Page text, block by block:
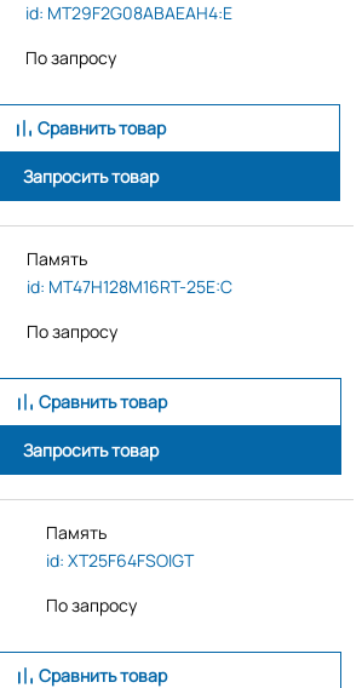
id: MT29F2G08ABAEAH4:E
По запросу
Сравнить товар
Запросить товар
Память
id: MT47H128M16RT-25E:C
По запросу
Сравнить товар
Запросить товар
Память
id: XT25F64FSOIGT
По запросу
Сравнить товар